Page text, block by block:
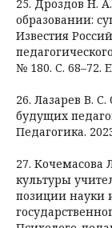
25. Дроздов Н.
образовании:
Известия
№ 180. С. 68–72.
26. Лазарев В.
будущих
Педагогика.
27. Кочемасова
культуры
позиции науки